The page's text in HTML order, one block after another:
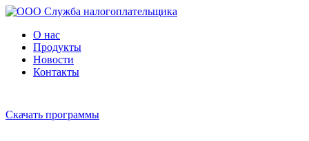
О нас
Продукты
Новости
Контакты
Скачать программы